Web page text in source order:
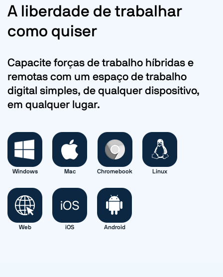
A liberdade de trabalhar
como quiser
Capacite forças de trabalho híbridas e
remotas com um espaço de trabalho
digital simples, de qualquer dispositivo,
em qualquer lugar.
Windows Mac Chromebook Linux
Web iOS Android